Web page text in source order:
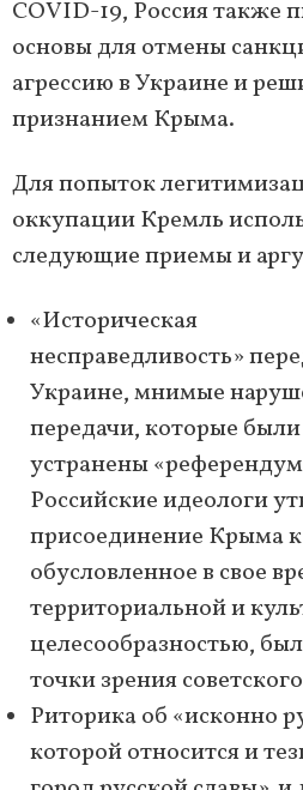
COVID-19, Россия также
основы для отмены
агрессию в Украине и
признанием Крыма.
Для попыток
оккупации Кремль
следующие приемы и
«Историческая
несправедливость»
Украине, мнимые
передачи, которые
устранены
Российские идеологи
присоединение Крыма
обусловленное в свое
территориальной и
целесообразностью,
точки зрения
Риторика об «исконно
которой относится и